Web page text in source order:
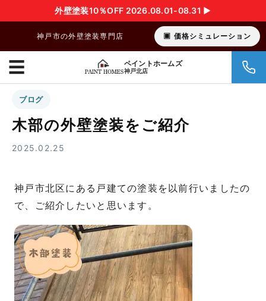
外壁塗装10％OFF 2026.08.01-08.31 ▶︎
神戸市の外壁塗装専門店 価格シミュレーション
ペイントホームズ
神戸北店
☰
ブログ
木部の外壁塗装をご紹介
2025.02.25
神戸市北区にある戸建ての塗装を以前行いましたの
で、ご紹介したいと思います。